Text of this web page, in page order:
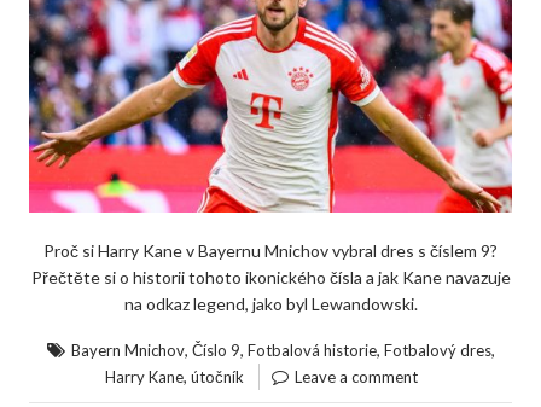
Proč si Harry Kane v Bayernu Mnichov vybral dres s číslem 9?
Přečtěte si o historii tohoto ikonického čísla a jak Kane navazuje
na odkaz legend, jako byl Lewandowski.
Bayern Mnichov, Číslo 9, Fotbalová historie, Fotbalový dres,
Harry Kane, útočník Leave a comment